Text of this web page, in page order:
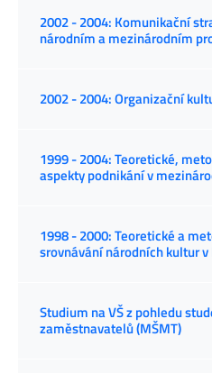
2002 - 2004: Komunikační
národním a mezinárodním
2002 - 2004: Organizační
1999 - 2004: Teoretické,
aspekty podnikání v
1998 - 2000: Teoretické a
srovnávání národních kultur v
Studium na VŠ z pohledu
zaměstnavatelů (MŠMT)